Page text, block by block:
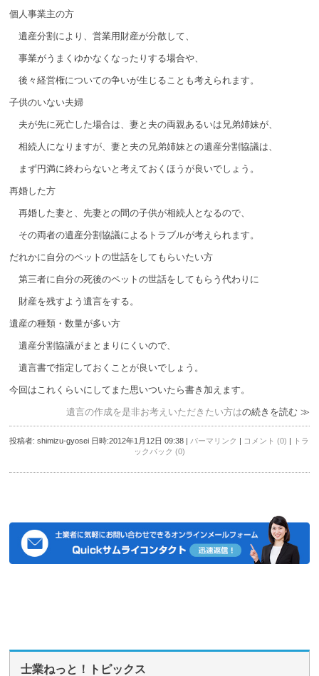
個人事業主の方
遺産分割により、営業用財産が分散して、
事業がうまくゆかなくなったりする場合や、
後々経営権についての争いが生じることも考えられます。
子供のいない夫婦
夫が先に死亡した場合は、妻と夫の両親あるいは兄弟姉妹が、
相続人になりますが、妻と夫の兄弟姉妹との遺産分割協議は、
まず円満に終わらないと考えておくほうが良いでしょう。
再婚した方
再婚した妻と、先妻との間の子供が相続人となるので、
その両者の遺産分割協議によるトラブルが考えられます。
だれかに自分のペットの世話をしてもらいたい方
第三者に自分の死後のペットの世話をしてもらう代わりに
財産を残すよう遺言をする。
遺産の種類・数量が多い方
遺産分割協議がまとまりにくいので、
遺言書で指定しておくことが良いでしょう。
今回はこれくらいにしてまた思いついたら書き加えます。
遺言の作成を是非お考えいただきたい方はの続きを読む ≫
投稿者: shimizu-gyosei 日時:2012年1月12日 09:38 パーマリンク コメント (0)
トラ
ックバック (0)
士業ねっと！トピックス